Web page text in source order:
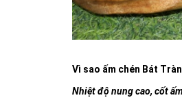
Vì sao ấm chén Bát
Nhiệt độ nung cao, cốt